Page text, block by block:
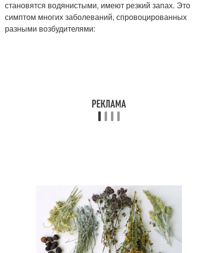
становятся водянистыми, имеют резкий запах. Это
симптом многих заболеваний, спровоцированных
разными возбудителями: